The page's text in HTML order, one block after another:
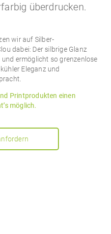
überdrucken.
wir auf Silber-
dabei: Der silbrige Glanz
ermöglicht so grenzenlose
Eleganz und
Printprodukten einen
möglich.